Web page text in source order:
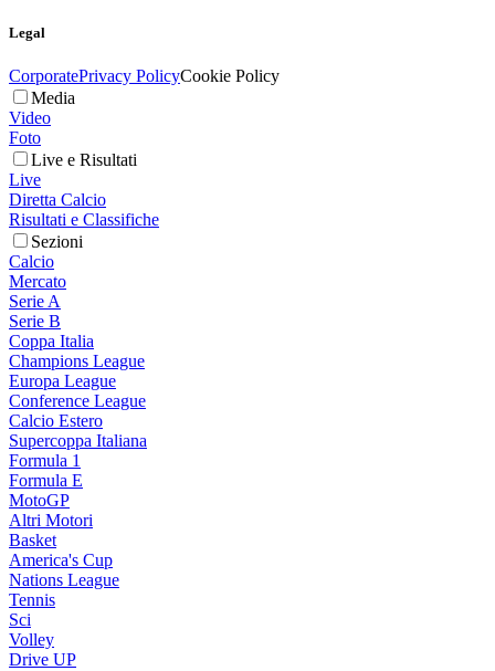
Legal
CorporatePrivacy PolicyCookie Policy
Media
Video
Foto
Live e Risultati
Live
Diretta Calcio
Risultati e Classifiche
Sezioni
Calcio
Mercato
Serie A
Serie B
Coppa Italia
Champions League
Europa League
Conference League
Calcio Estero
Supercoppa Italiana
Formula 1
Formula E
MotoGP
Altri Motori
Basket
America's Cup
Nations League
Tennis
Sci
Volley
Drive UP